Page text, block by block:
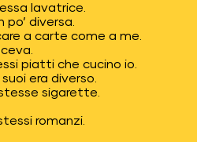
lavatrice.
po’ diversa.
a carte come a me.
piatti che cucino io.
era diverso.
sigarette.
romanzi.